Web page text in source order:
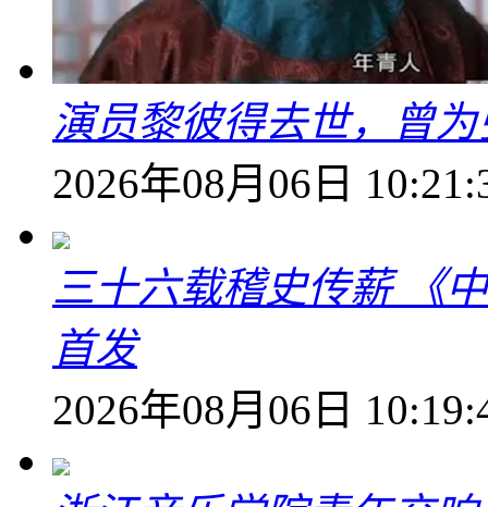
演员黎彼得去世，曾
2026年08月06日
三十六载稽史传薪 《
首发
2026年08月06日